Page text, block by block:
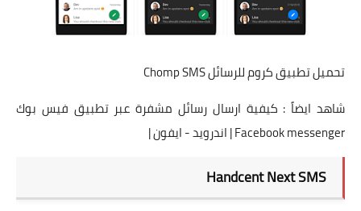
تحميل تطبيق كروم للرسائل Chomp SMS
شاهد ايضاً : كيفية ارسال رسائل مشفرة عبر تطبيق فيس بوك
Facebook messenger | اندرويد - ايفون |
Handcent Next SMS